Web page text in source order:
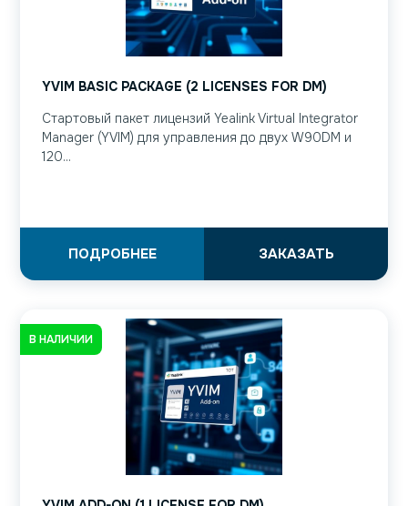
YVIM BASIC PACKAGE (2 LICENSES FOR DM)
Стартовый пакет лицензий Yealink Virtual Integrator
Manager (YVIM) для управления до двух W90DM и
120...
ЗАКАЗАТЬ
ПОДРОБНЕЕ
В НАЛИЧИИ